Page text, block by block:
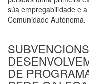
PERSOAS
MOZAS
MENORES
30
ANOS
MEDIANTE
CONTRATOS
súa empregabilidade e
Comunidade Autónoma.
DE